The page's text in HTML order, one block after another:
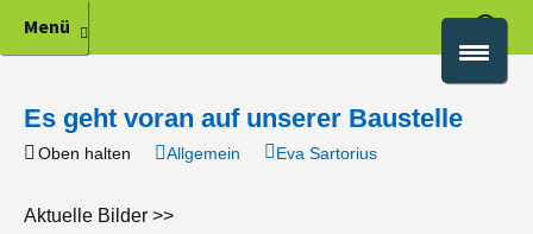
Grundschule Homberg
Grundschule in 35315 Homberg Ohm,
Vogelsbergkreis, Informationen und
Menü
Suchen
nach:
Es geht voran auf unserer Baustelle
Oben halten Allgemein Eva Sartorius
Aktuelle Bilder >>